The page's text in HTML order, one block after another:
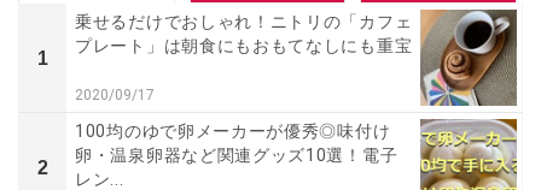
1
乗せるだけでおしゃれ！ニトリの「カフェ
プレート」は朝食にもおもてなしにも重宝
2020/09/17
2
100均のゆで卵メーカーが優秀◎味付け
卵・温泉卵器など関連グッズ10選！電子
レン...